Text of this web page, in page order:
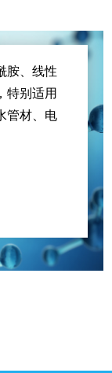
胺、线性
特别适用
管材、电